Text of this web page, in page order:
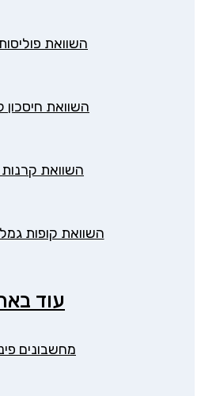
השוואת
השוואת חיסכון
השוואת
השוואת קופות
עוד
מחשבונים